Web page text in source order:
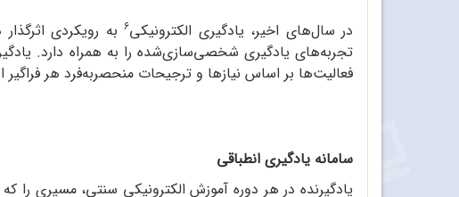
در سال‌های اخیر، یادگیری الکترونیکی۶به رویکردی
تجربه‌های یادگیری شخصی‌سازی‌شده را به همراه دارد.
فعالیت‌ها بر ‌اساس نیازها و ترجیحات منحصربه‌فرد هر فراگیر
سامانه یادگیری انطباقی
یادگیرنده در هر دوره آموزش الکترونیکی سنتی، مسیری را